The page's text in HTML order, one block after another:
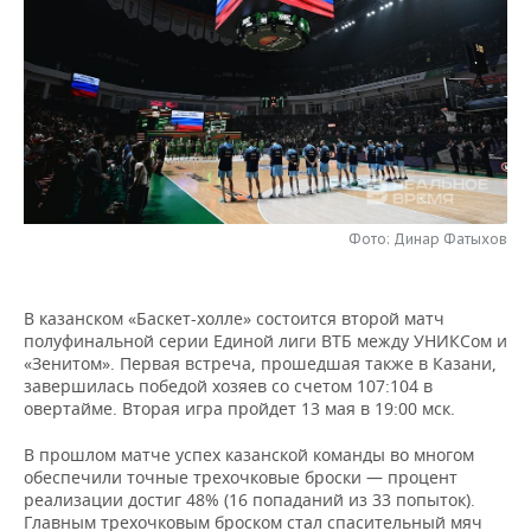
НЕФТЕХИМИЯ
НЕФТЬ
ОПК
ЭНЕРГЕТИКА
РОЗНИЧНАЯ ТОРГОВЛЯ
ТРАНСПОРТ
УСЛУГИ
НОВОСТИ ТЕХНОЛОГИЙ
IT
МЕДИА
ТЕЛЕКОММУНИКАЦИИ
НОВОСТИ МЕРОПРИЯТИЙ
ВЫЕЗДНАЯ РЕДАКЦИЯ
БИЗНЕС-БРАНЧИ
ОТКРЫТАЯ ЛЕКЦИЯ
СПОРТ
НОВОСТИ СПОРТА
ФУТБОЛ
БАСКЕТБОЛ
ВОЛЕЙБОЛ
КИБЕРСПОРТ
ФИГУРНОЕ КАТАНИЕ
ОБЩЕСТВО
НОВОСТИ ОБЩЕСТВА
ИНФРАСТРУКТУРА
ИСТОРИЯ
КУЛЬТУРА
МЕДИЦИНА
ФОТОГАЛЕРЕЯ
СПРАВОЧНИК
СПИСОК ПЕРСОН
СПИСОК КОМПАНИЙ
ПОЛНАЯ ВЕРСИЯ
Фото: Динар Фатыхов
В казанском «Баскет-холле» состоится второй матч
полуфинальной серии Единой лиги ВТБ между УНИКСом и
«Зенитом». Первая встреча, прошедшая также в Казани,
завершилась победой хозяев со счетом 107:104 в
овертайме. Вторая игра пройдет 13 мая в 19:00 мск.
В прошлом матче успех казанской команды во многом
обеспечили точные трехочковые броски — процент
реализации достиг 48% (16 попаданий из 33 попыток).
Главным трехочковым броском стал спасительный мяч